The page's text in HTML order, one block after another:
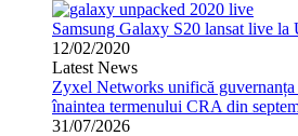
Samsung Galaxy S20 lansat live la
12/02/2020
Latest News
Zyxel Networks unifică guvernanța
înaintea termenului CRA din
31/07/2026